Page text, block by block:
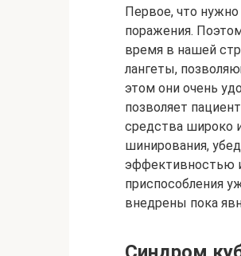
Первое, что
поражения.
время в нашей
лангеты,
этом они очень
позволяет
средства широко
шинирования,
эффективностью
приспособления
внедрены пока